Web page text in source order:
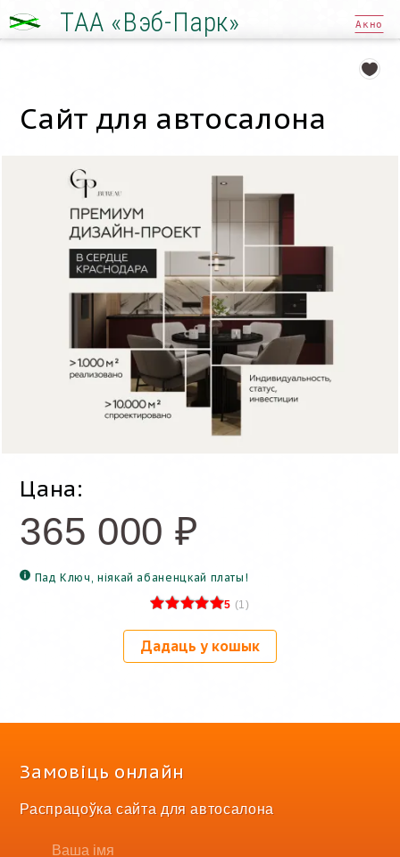
ТАА «Вэб-Парк» Акно
Замовіць онлайн
Распрацоўка сайта для автосалона
Сайт для автосалона
Цана:
365 000 ₽
Пад Ключ, ніякай абаненцкай платы!
5 (1)
Дадаць у кошык